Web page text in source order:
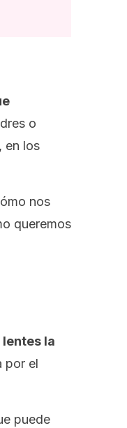
o
en los
nos
queremos
la
por el
puede